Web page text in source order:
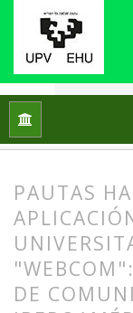
Inicio
PAUTAS
DE